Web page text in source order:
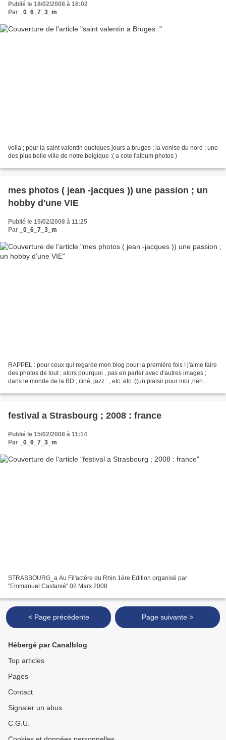
Publié le 18/02/2008 à 16:02
Par
_0_6_7_3_m
voila ; pour la saint valentin quelques jours a bruges ; la venise du nord ; une
des plus belle ville de notre belgique :( a cote l'album photos )
mes photos ( jean -jacques )) une passion ; un
hobby d'une VIE
Publié le 15/02/2008 à 11:25
Par
_0_6_7_3_m
RAPPEL : pour ceux qui regarde mon blog pour la première fois ! j'aime faire
des photos de tout ; alors pourquoi , pas en parler avec d'autres images ;
dans le monde de la BD ; ciné; jazz : , etc..etc..((un plaisir pour moi ,rien
festival a Strasbourg ; 2008 : france
Publié le 15/02/2008 à 11:14
Par
_0_6_7_3_m
STRASBOURG_a Au Fil'actère du Rhin 1ère Edition organisé par
"Emmanuel Castanié" 02 Mars 2008
< Page précédente Page suivante >
Hébergé par Canalblog
Top articles
Pages
Contact
Signaler un abus
C.G.U.